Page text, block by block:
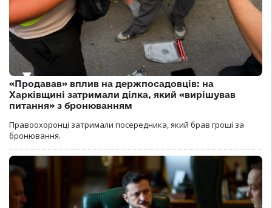
«Продавав» вплив на держпосадовців: на
Харківщині затримали ділка, який «вирішував
питання» з бронюванням
Правоохоронці затримали посередника, який брав гроші за
бронювання.